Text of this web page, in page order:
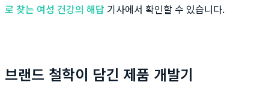
로 찾는 여성 건강의 해답 기사에서 확인할 수 있습니다.
브랜드 철학이 담긴 제품 개발기